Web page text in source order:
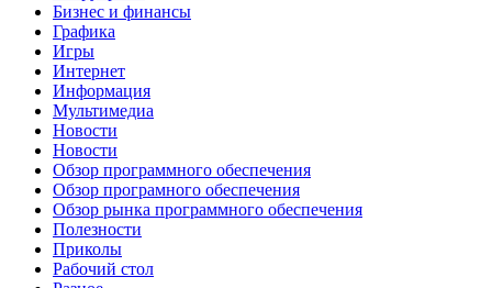
Бизнес и финансы
Графика
Игры
Интернет
Информация
Мультимедиа
Новости
Новости
Обзор программного обеспечения
Обзор програмного обеспечения
Обзор рынка программного обеспечения
Полезности
Приколы
Рабочий стол